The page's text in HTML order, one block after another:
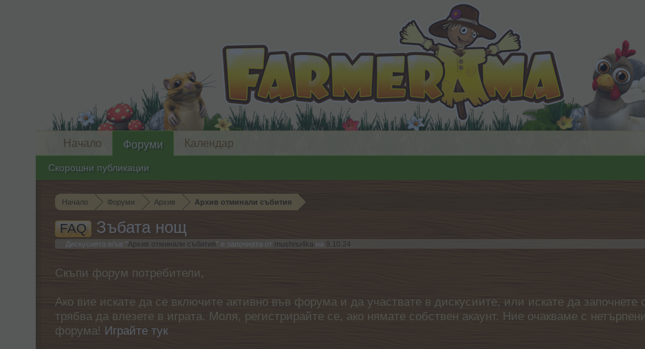
Начало Форуми Архив Архив отминали събития
FAQ Зъбата нощ
Дискусията в/ъв " Архив отминали събития " е започната от mushnu4ka на 9.10.24
Скъпи форум потребители,
Ако вие искате да се включите активно във форума и да участвате в дискусиите, или искате да
трябва да влезете в играта. Моля, регистрирайте се, ако нямате собствен акаунт. Ние очакваме с
форума! Играйте тук
Начало Форуми
Скорошни публикации
Календар